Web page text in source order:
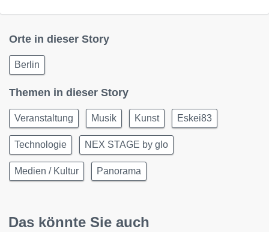
Orte in dieser Story
Berlin
Themen in dieser Story
Veranstaltung Musik Kunst Eskei83
Technologie NEX STAGE by glo
Medien / Kultur Panorama
Das könnte Sie auch